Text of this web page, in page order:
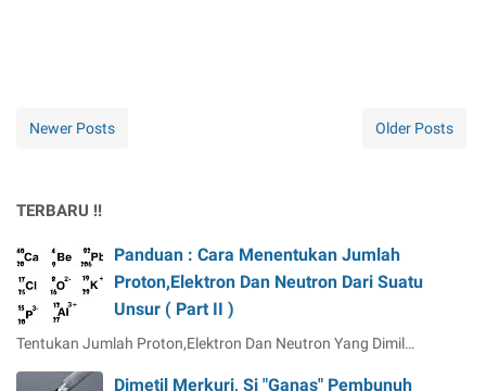
Newer Posts Older Posts
TERBARU !!
Panduan : Cara Menentukan Jumlah
Proton,Elektron Dan Neutron Dari Suatu
Unsur ( Part II )
Tentukan Jumlah Proton,Elektron Dan Neutron Yang Dimil…
Dimetil Merkuri, Si "Ganas" Pembunuh